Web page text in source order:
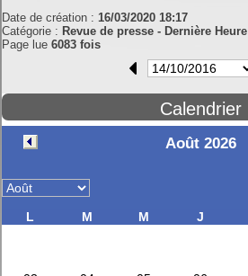
Date de création :16/03/2020 18:17
Catégorie : Revue de presse - Dernière Heure
Page lue6083 fois
Calendrier